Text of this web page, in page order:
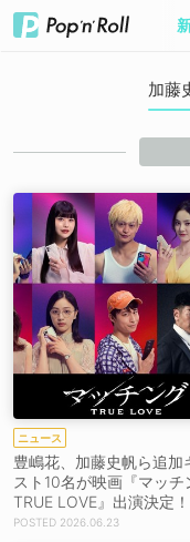
加藤
ニュース
豊嶋花、加藤史帆ら追加
スト10名が映画『マッチ
TRUE LOVE』出演決定！
2026.06.23